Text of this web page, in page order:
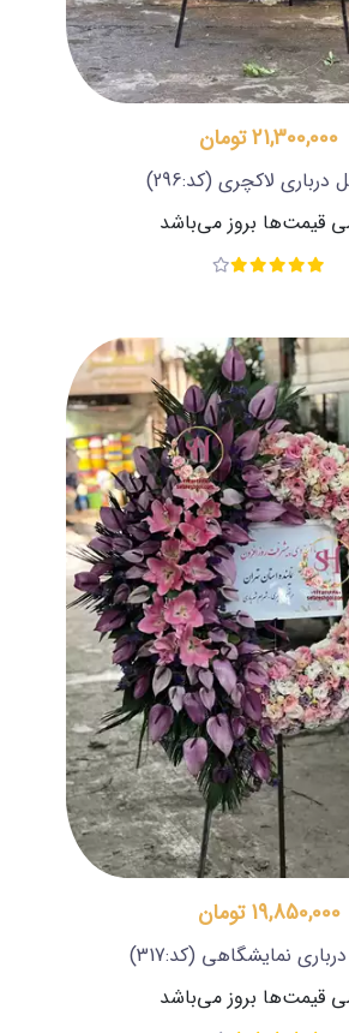
21,300,000 تومان
درباری لاکچری (کد:296)
قیمت‌ها بروز می‌باشد
19,850,000 تومان
نمایشگاهی (کد:317)
قیمت‌ها بروز می‌باشد